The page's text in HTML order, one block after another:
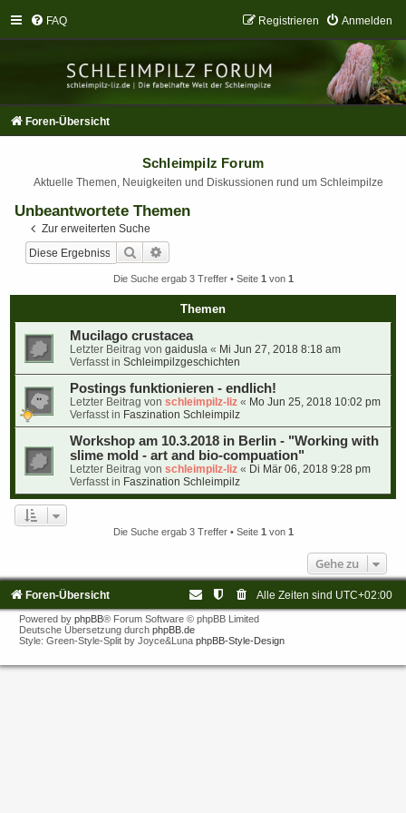
FAQ Anmelden
Registrieren
Foren-Übersicht
Schleimpilz Forum
Aktuelle Themen, Neuigkeiten und Diskussionen rund um Schleimpilze
Unbeantwortete Themen
Zur erweiterten Suche
Suche
Die Suche ergab 3 Treffer • Seite 1von 1
Themen
Mucilago crustacea
Letzter Beitrag von gaidusla « Mi Jun 27, 2018 8:18 am
Verfasst in Schleimpilzgeschichten
Postings funktionieren - endlich!
Letzter Beitrag von schleimpilz-liz « Mo Jun 25, 2018 10:02 pm
Verfasst in Faszination Schleimpilz
Workshop am 10.3.2018 in Berlin - "Working with
slime mold - art and bio-compuation"
Letzter Beitrag von schleimpilz-liz « Di Mär 06, 2018 9:28 pm
Verfasst in Faszination Schleimpilz
Die Suche ergab 3 Treffer • Seite 1von 1
Gehe zu
Foren-Übersicht Alle Zeiten sind UTC+02:00
Powered by phpBB® Forum Software © phpBB Limited
Deutsche Übersetzung durch phpBB.de
Style: Green-Style-Split by Joyce&Luna phpBB-Style-Design